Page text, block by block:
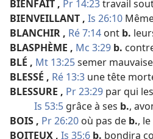
BIENFAIT , Pr 14:23travail
BIENVEILLANT , Is 26:10
BLANCHIR , Ré 7:14 ont b.
BLASPHÈME , Mc 3:29 b.
BLÉ , Mt 13:25semer
BLESSÉ , Ré 13:3 une tête
BLESSURE , Pr 23:29 par qui les
Is 53:5 grâce à ses b.,
BOIS , Pr 26:20 où pas de b.,
BOITEUX , Is 35:6 b. bondira